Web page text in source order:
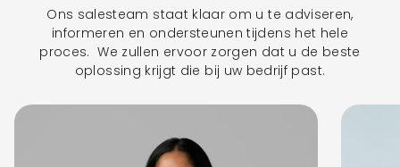
Ons salesteam staat klaar om u te adviseren,
informeren en ondersteunen tijdens het hele
proces. We zullen ervoor zorgen dat u de beste
oplossing krijgt die bij uw bedrijf past.